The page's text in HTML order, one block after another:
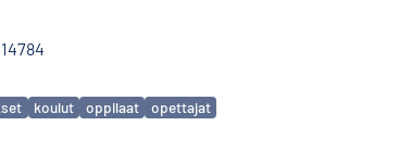
koulut oppilaat
opettajat